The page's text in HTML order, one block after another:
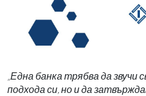
„Една банка трябва да звучи
подхода си, но и да